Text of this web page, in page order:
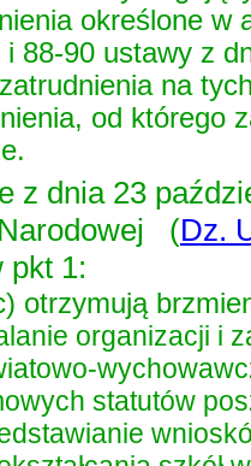
określone w
i 88-90 ustawy z
na
od którego
z dnia 23
(Dz.
pkt 1:
otrzymują
organizacji i
statutów